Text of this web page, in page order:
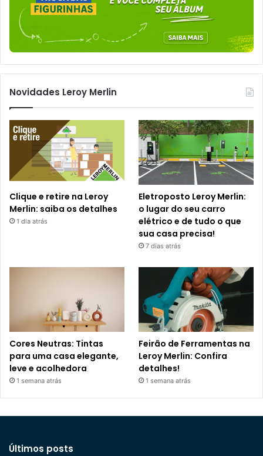
Novidades Leroy Merlin
Clique e retire na Leroy
Merlin: saiba os detalhes
1 dia atrás
Eletroposto Leroy Merlin:
o lugar do seu carro
elétrico e de tudo o que
sua casa precisa!
7 dias atrás
Cores Neutras: Tintas
para uma casa elegante,
leve e acolhedora
1 semana atrás
Feirão de Ferramentas na
Leroy Merlin: Confira
detalhes!
1 semana atrás
Últimos posts